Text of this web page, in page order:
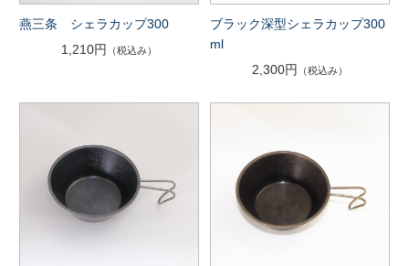
燕三条 シェラカップ300
1,210円
（税込み）
ブラック深型シェラカップ300
ml
2,300円
（税込み）